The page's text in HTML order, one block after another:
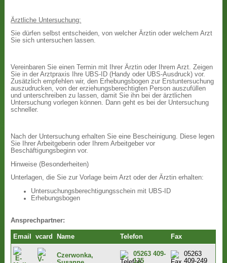
Ärztliche Untersuchung:
Sie dürfen selbst entscheiden, von welcher Ärztin oder welchem Arzt
Sie sich untersuchen lassen.
Vereinbaren Sie einen Termin mit Ihrer Ärztin oder Ihrem Arzt. Zeigen
Sie in der Arztpraxis Ihre UBS-ID (Handy oder UBS-Ausdruck) vor.
Zusätzlich empfehlen wir, den Erhebungsbogen zur Erstuntersuchung
auszudrucken, von der erziehungsberechtigten Person auszufüllen
und unterschreiben zu lassen, damit Sie ihn bei der ärztlichen
Untersuchung vorlegen können. Dann geht es bei der Untersuchung
schneller.
Nach der Untersuchung erhalten Sie eine Bescheinigung. Diese legen
Sie Ihrer Arbeitgeberin oder Ihrem Arbeitgeber vor
Beschäftigungsbeginn vor.
Hinweise (Besonderheiten)
Unterlagen, die Sie zur Vorlage beim Arzt oder der Ärztin erhalten:
Untersuchungsberechtigungsschein mit UBS-ID
Erhebungsbogen
Ansprechpartner:
Email vcard Name Telefon Fax
Czerwonka,
05263 409-
135
05263
409-249